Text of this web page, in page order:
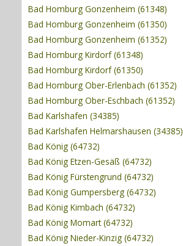
Bad Homburg Gonzenheim (61348)
Bad Homburg Gonzenheim (61350)
Bad Homburg Gonzenheim (61352)
Bad Homburg Kirdorf (61348)
Bad Homburg Kirdorf (61350)
Bad Homburg Ober-Erlenbach (61352)
Bad Homburg Ober-Eschbach (61352)
Bad Karlshafen (34385)
Bad Karlshafen Helmarshausen (34385)
Bad König (64732)
Bad König Etzen-Gesäß (64732)
Bad König Fürstengrund (64732)
Bad König Gumpersberg (64732)
Bad König Kimbach (64732)
Bad König Momart (64732)
Bad König Nieder-Kinzig (64732)